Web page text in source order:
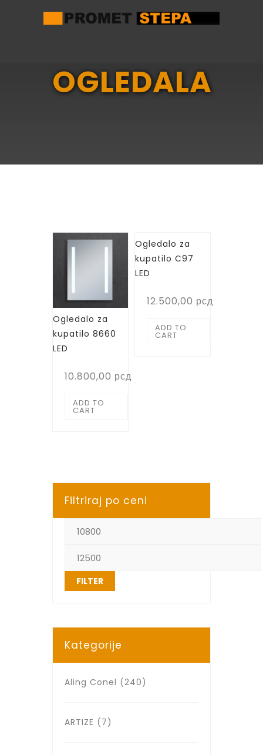
OGLEDALA
Ogledalo za
kupatilo 8660
LED
10.800,00 рсд
ADD TO
CART
Ogledalo za
kupatilo C97
LED
12.500,00 рсд
ADD TO
CART
Filtriraj po ceni
FILTER
Kategorije
Aling Conel (240)
ARTIZE (7)